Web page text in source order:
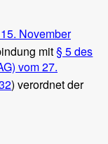
November
mit§ 5 des
vom 27.
) verordnet der